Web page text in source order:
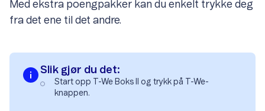
Med ekstra poengpakker kan du enkelt trykke deg
fra det ene til det andre.
Slik gjør du det:
Start opp T-We Boks II og trykk på T-We-
knappen.